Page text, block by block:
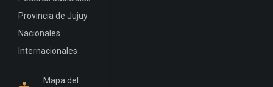
Provincia de Jujuy
Nacionales
Internacionales
Mapa del